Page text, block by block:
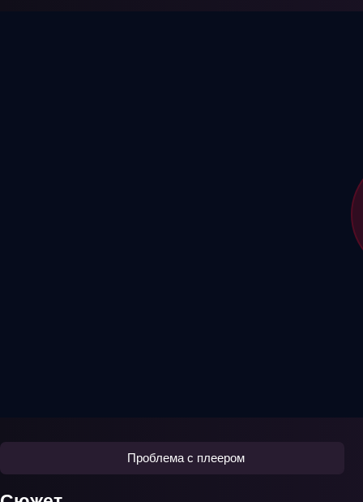
Проблема с плеером